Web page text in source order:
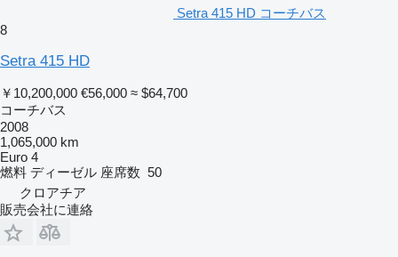
Setra 415 HD コーチバス
8
Setra 415 HD
￥10,200,000 €56,000 ≈ $64,700
コーチバス
2008
1,065,000 km
Euro 4
燃料 ディーゼル 座席数 50
クロアチア
販売会社に連絡